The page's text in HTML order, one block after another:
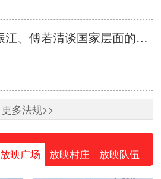
明振江、傅若清谈国家层面的电影扶持政策： 要把政策激励转化为推动产业高质量发展的动力
更多法规>>
放映广场 放映村庄 放映队伍